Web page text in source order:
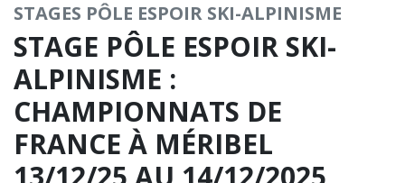
STAGES PÔLE ESPOIR SKI-ALPINISME
STAGE PÔLE ESPOIR SKI-
ALPINISME :
CHAMPIONNATS DE
FRANCE À MÉRIBEL